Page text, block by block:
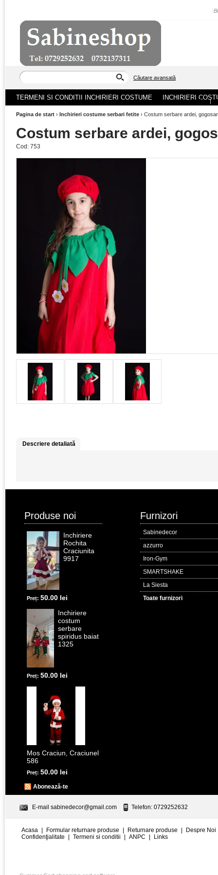
Căutare avansată
ACASA |
TERMENI SI CONDITII INCHIRIERI COSTUME INCHIRIERI
Pagina de start › Inchirieri costume serbari fetite › Costum serbare ardei,
Costum serbare ardei,
Cod: 753
Descriere detaliată
Produse noi
Inchiriere
Rochita
Craciunita
9917
Preț: 50.00 lei
Inchiriere
costum
serbare
spiridus baiat
1325
Preț: 50.00 lei
Mos Craciun, Craciunel
586
Preț: 50.00 lei
Abonează-te
Furnizori
Sabinedecor
azzurro
Iron-Gym
SMARTSHAKE
La Siesta
Toate furnizori
E-mail sabinedecor@gmail.com Telefon: 0729252632
Acasa Formular returnare produse Returnare produse
Despre Noi
Confidenţialitate
Termeni si conditii ANPC Links